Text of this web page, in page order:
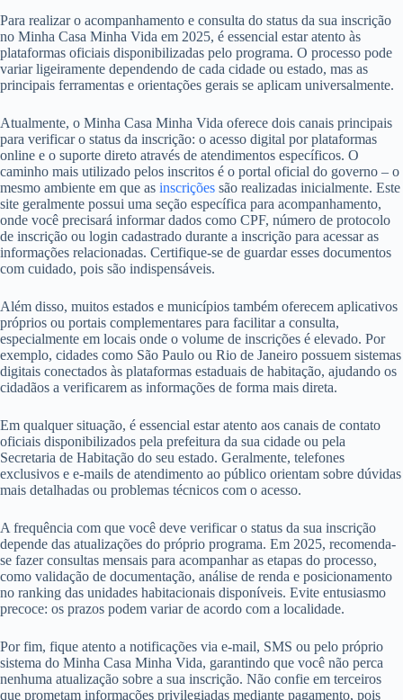
Para realizar o acompanhamento e consulta do status da sua inscrição
no Minha Casa Minha Vida em 2025, é essencial estar atento às
plataformas oficiais disponibilizadas pelo programa. O processo pode
variar ligeiramente dependendo de cada cidade ou estado, mas as
principais ferramentas e orientações gerais se aplicam universalmente.
Atualmente, o Minha Casa Minha Vida oferece dois canais principais
para verificar o status da inscrição: o acesso digital por plataformas
online e o suporte direto através de atendimentos específicos. O
caminho mais utilizado pelos inscritos é o portal oficial do governo – o
mesmo ambiente em que as inscrições são realizadas inicialmente. Este
site geralmente possui uma seção específica para acompanhamento,
onde você precisará informar dados como CPF, número de protocolo
de inscrição ou login cadastrado durante a inscrição para acessar as
informações relacionadas. Certifique-se de guardar esses documentos
com cuidado, pois são indispensáveis.
Além disso, muitos estados e municípios também oferecem aplicativos
próprios ou portais complementares para facilitar a consulta,
especialmente em locais onde o volume de inscrições é elevado. Por
exemplo, cidades como São Paulo ou Rio de Janeiro possuem sistemas
digitais conectados às plataformas estaduais de habitação, ajudando os
cidadãos a verificarem as informações de forma mais direta.
Em qualquer situação, é essencial estar atento aos canais de contato
oficiais disponibilizados pela prefeitura da sua cidade ou pela
Secretaria de Habitação do seu estado. Geralmente, telefones
exclusivos e e-mails de atendimento ao público orientam sobre dúvidas
mais detalhadas ou problemas técnicos com o acesso.
A frequência com que você deve verificar o status da sua inscrição
depende das atualizações do próprio programa. Em 2025, recomenda-
se fazer consultas mensais para acompanhar as etapas do processo,
como validação de documentação, análise de renda e posicionamento
no ranking das unidades habitacionais disponíveis. Evite entusiasmo
precoce: os prazos podem variar de acordo com a localidade.
Por fim, fique atento a notificações via e-mail, SMS ou pelo próprio
sistema do Minha Casa Minha Vida, garantindo que você não perca
nenhuma atualização sobre a sua inscrição. Não confie em terceiros
que prometam informações privilegiadas mediante pagamento, pois